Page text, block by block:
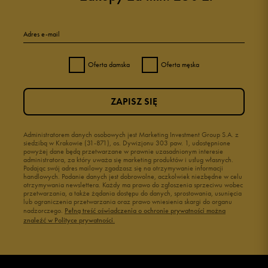
Adres e-mail
Oferta damska Oferta męska
Administratorem danych osobowych jest Marketing Investment Group S.A. z
siedzibą w Krakowie (31-871), os. Dywizjonu 303 paw. 1, udostępnione
powyżej dane będą przetwarzane w prawnie uzasadnionym interesie
administratora, za który uważa się marketing produktów i usług własnych.
Podając swój adres mailowy zgadzasz się na otrzymywanie informacji
handlowych. Podanie danych jest dobrowolne, aczkolwiek niezbędne w celu
otrzymywania newslettera. Każdy ma prawo do zgłoszenia sprzeciwu wobec
przetwarzania, a także żądania dostępu do danych, sprostowania, usunięcia
lub ograniczenia przetwarzania oraz prawo wniesienia skargi do organu
nadzorczego. Pełną treść oświadczenia o ochronie prywatności można
znaleźć w Polityce prywatności.
ZAPISZ SIĘ